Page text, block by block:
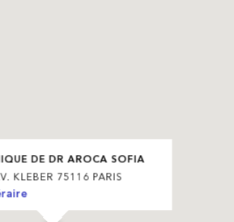
DE DR AROCA SOFIA
KLEBER 75116 PARIS